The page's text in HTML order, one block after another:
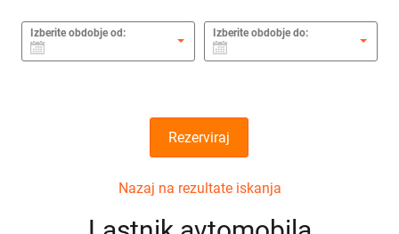
Izberite obdobje od: Izberite obdobje do:
Rezerviraj
Nazaj na rezultate iskanja